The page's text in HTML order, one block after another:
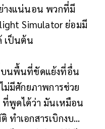
างแน่นอน พวกที่มี
Simulator ย่อมมี
เป็นต้น
บนพื้นที่ขัดแย้งที่อื่น
ม่มีศักยภาพการช่วย
ที่พูดได้ว่า มันเหมือน
ทำเอกสารเบิกงบ...